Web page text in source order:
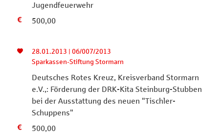
Jugendfeuerwehr
500,00
28.01.2013 | 06/007/2013
Sparkassen-Stiftung Stormarn
Deutsches Rotes Kreuz, Kreisverband Stormarn
e.V.,: Förderung der DRK-Kita Steinburg-Stubben
bei der Ausstattung des neuen "Tischler-
Schuppens"
500,00